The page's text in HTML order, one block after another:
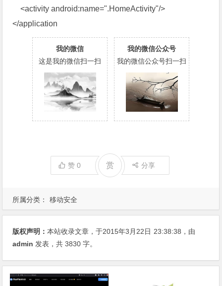
所属分类： 移动安全
<activity android:name=".HomeActivity"/>
</application
我的微信
这是我的微信扫一扫
我的微信公众号
我的微信公众号扫一扫
赞0 赏 分享
版权声明：本站收录文章，于2015年3月22日 23:38:38 ，由
admin 发表，共 3830 字。